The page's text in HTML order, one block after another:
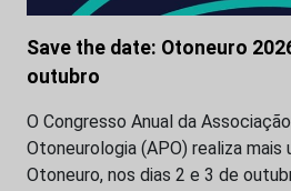
Save the date: Otoneuro
outubro
O Congresso Anual da
Otoneurologia (APO) realiza mais
Otoneuro, nos dias 2 e 3 de